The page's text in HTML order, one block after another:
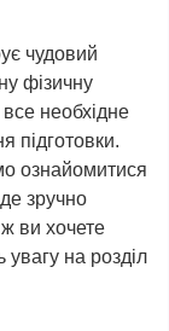
чудовий
фізичну
необхідне
підготовки.
ознайомитися
зручно
ви хочете
увагу на розділ